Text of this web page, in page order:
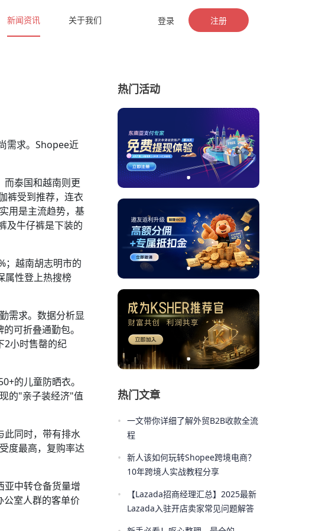
新闻资讯 关于我们 登录 注册
需求。Shopee近
而泰国和越南则更
裤受到推荐，连衣
用是主流趋势，基
及牛仔裤是下装的
；越南胡志明市的
属性登上热搜榜
需求。数据分析显
可折叠通勤包。
2小时售罄的纪
的儿童防晒衣。
的"亲子装经济"值
此同时，带有排水
度最高，复购率达
亚中转仓备货量增
公室人群的客单价
热门活动
热门文章
• 一文带你详细了解外贸B2B收款全流
程
• 新人该如何玩转Shopee跨境电商？
10年跨境人实战教程分享
•
【Lazada招商经理汇总】2025最新
Lazada入驻开店卖家常见问题解答